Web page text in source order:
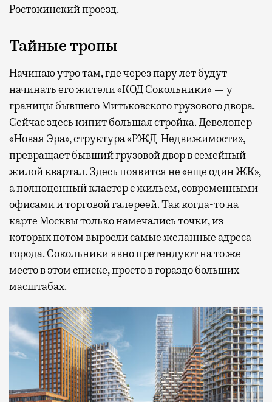
Ростокинский проезд.
Тайные тропы
Начинаю утро там, где через пару лет будут
начинать его жители «КОД Сокольники» — у
границы бывшего Митьковского грузового двора.
Сейчас здесь кипит большая стройка. Девелопер
«Новая Эра», структура «РЖД-Недвижимости»,
превращает бывший грузовой двор в семейный
жилой квартал. Здесь появится не «еще один ЖК»,
а полноценный кластер с жильем, современными
офисами и торговой галереей. Так когда-то на
карте Москвы только намечались точки, из
которых потом выросли самые желанные адреса
города. Сокольники явно претендуют на то же
место в этом списке, просто в гораздо больших
масштабах.